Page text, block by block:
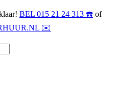
BEL 015 21 24 313 ☎️ of
✉️